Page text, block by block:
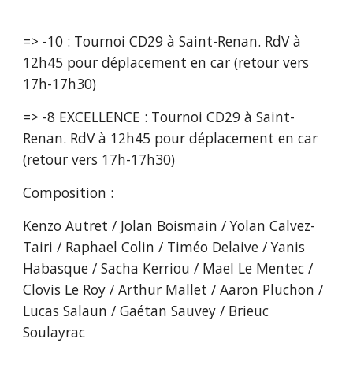
=> -10 : Tournoi CD29 à Saint-Renan. RdV à
12h45 pour déplacement en car (retour vers
17h-17h30)
=> -8 EXCELLENCE : Tournoi CD29 à Saint-
Renan. RdV à 12h45 pour déplacement en car
(retour vers 17h-17h30)
Composition :
Kenzo Autret / Jolan Boismain / Yolan Calvez-
Tairi / Raphael Colin / Timéo Delaive / Yanis
Habasque / Sacha Kerriou / Mael Le Mentec /
Clovis Le Roy / Arthur Mallet / Aaron Pluchon /
Lucas Salaun / Gaétan Sauvey / Brieuc
Soulayrac